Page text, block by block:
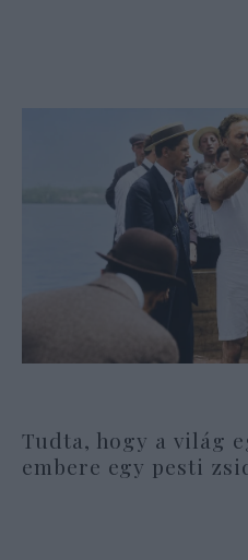
Tudta, hogy a világ
embere egy pesti